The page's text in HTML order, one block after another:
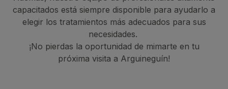
capacitados está siempre disponible para ayudarlo a
elegir los tratamientos más adecuados para sus
necesidades.
¡No pierdas la oportunidad de mimarte en tu
próxima visita a Arguineguín!